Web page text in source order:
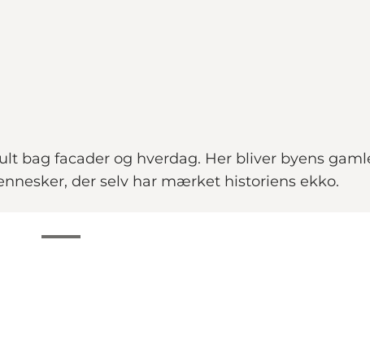
bag facader og hverdag. Her bliver byens
der selv har mærket historiens ekko.